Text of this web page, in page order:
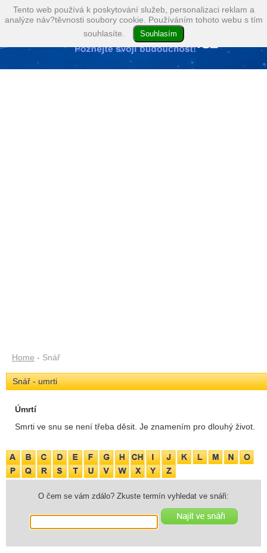
Home - Snář
Snář - umrti
Úmrtí
Smrti ve snu se není třeba děsit. Je znamením pro dlouhý život.
O čem se vám zdálo? Zkuste termín vyhledat ve snáři:
Tento web používá k poskytování služeb, personalizaci reklam a
analýze náv?těvnosti soubory cookie. Používáním tohoto webu s tím
souhlasíte.